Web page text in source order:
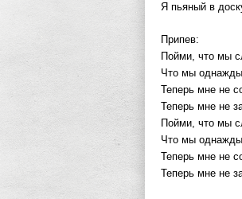
Я пьяный в
Припев:
Пойми, что мы
Что мы однажды
Теперь мне не
Теперь мне не
Пойми, что мы
Что мы однажды
Теперь мне не
Теперь мне не